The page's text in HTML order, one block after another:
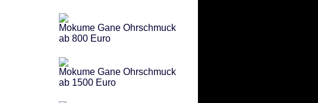
Mokume Gane Ohrschmuck
ab 800 Euro
Mokume Gane Ohrschmuck
ab 1500 Euro